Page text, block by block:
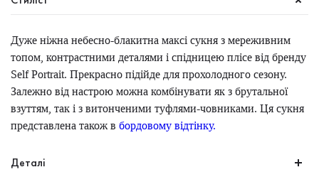
Дуже ніжна небесно-блакитна максі сукня з мереживним
топом, контрастними деталями і спідницею плісе від бренду
Self Portrait. Прекрасно підійде для прохолодного сезону.
Залежно від настрою можна комбінувати як з брутальної
взуттям, так і з витонченими туфлями-човниками. Ця сукня
представлена також в бордовому відтінку.
Деталі